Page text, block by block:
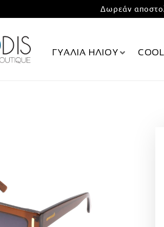
Δωρεάν
ΓΥΑΛΙΑ ΗΛΙΟΥ